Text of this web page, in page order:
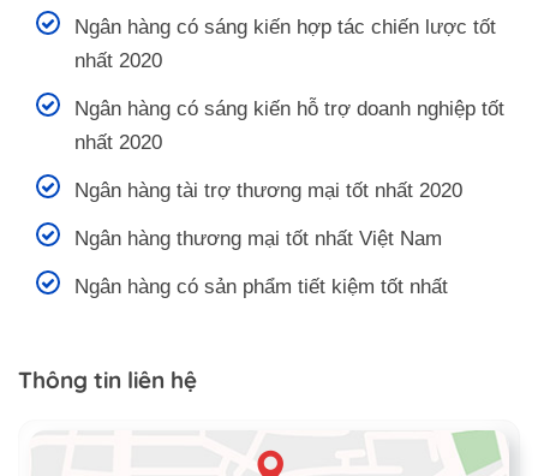
Ngân hàng có sáng kiến hợp tác chiến lược tốt
nhất 2020
Ngân hàng có sáng kiến hỗ trợ doanh nghiệp tốt
nhất 2020
Ngân hàng tài trợ thương mại tốt nhất 2020
Ngân hàng thương mại tốt nhất Việt Nam
Ngân hàng có sản phẩm tiết kiệm tốt nhất
Thông tin liên hệ